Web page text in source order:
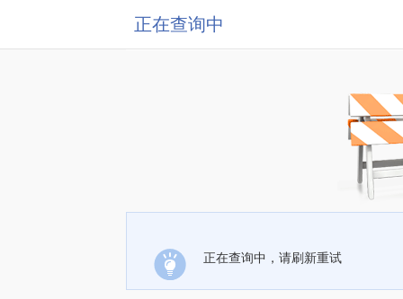
正在查询中
正在查询中，请刷新重试